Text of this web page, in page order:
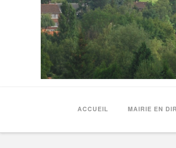
ACCUEIL MAIRIE EN